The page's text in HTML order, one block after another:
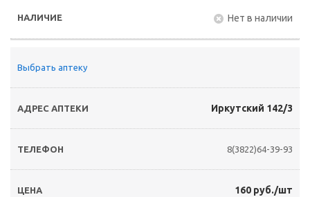
Нет в наличии
Выбрать аптеку
Иркутский 142/3
8(3822)64-39-93
160 руб./шт